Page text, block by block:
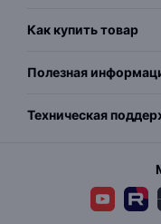
Как купить товар
Полезная
Техническая